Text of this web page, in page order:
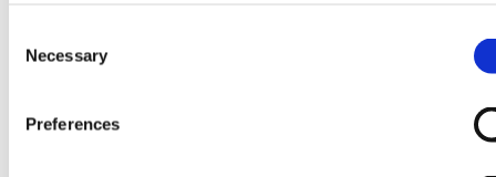
Selection
Necessary
Preferences